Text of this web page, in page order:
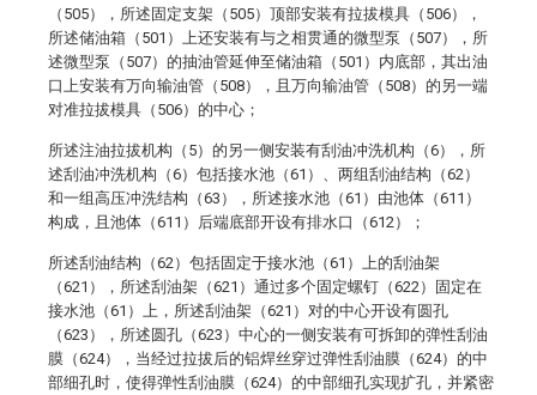
（505），所述固定支架（505）顶部安装有拉拔模具（506），
所述储油箱（501）上还安装有与之相贯通的微型泵（507），所
述微型泵（507）的抽油管延伸至储油箱（501）内底部，其出油
口上安装有万向输油管（508），且万向输油管（508）的另一端
对准拉拔模具（506）的中心；
所述注油拉拔机构（5）的另一侧安装有刮油冲洗机构（6），所
述刮油冲洗机构（6）包括接水池（61）、两组刮油结构（62）
和一组高压冲洗结构（63），所述接水池（61）由池体（611）
构成，且池体（611）后端底部开设有排水口（612）；
所述刮油结构（62）包括固定于接水池（61）上的刮油架
（621），所述刮油架（621）通过多个固定螺钉（622）固定在
接水池（61）上，所述刮油架（621）对的中心开设有圆孔
（623），所述圆孔（623）中心的一侧安装有可拆卸的弹性刮油
膜（624），当经过拉拔后的铝焊丝穿过弹性刮油膜（624）的中
部细孔时，使得弹性刮油膜（624）的中部细孔实现扩孔，并紧密